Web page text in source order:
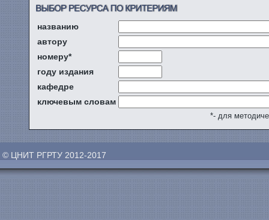
названию
автору
номеру*
году издания
кафедре
ключевым словам
*- для
© ЦНИТ РГРТУ 2012-2017